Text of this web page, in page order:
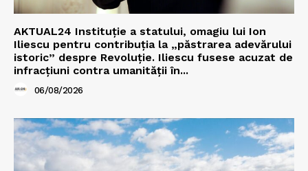
AKTUAL24 Instituție a statului, omagiu lui Ion
Iliescu pentru contribuția la „păstrarea adevărului
istoric” despre Revoluție. Iliescu fusese acuzat de
infracțiuni contra umanității în...
06/08/2026